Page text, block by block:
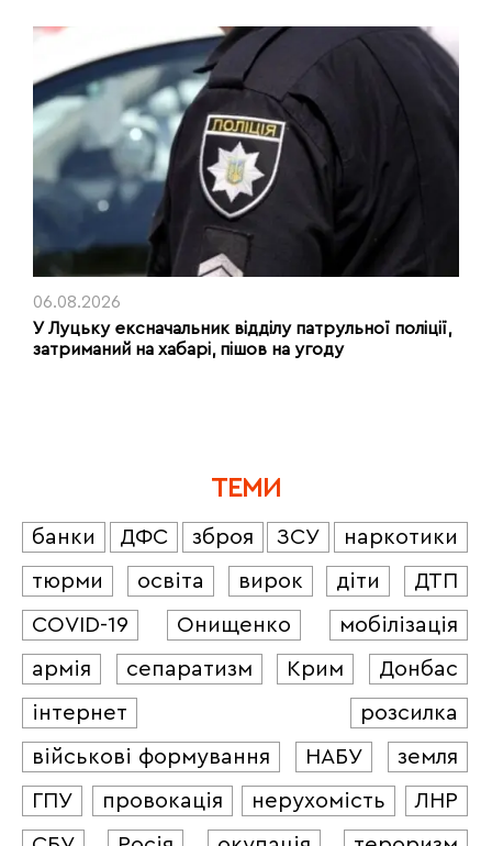
06.08.2026
У Луцьку ексначальник відділу патрульної поліції,
затриманий на хабарі, пішов на угоду
ТЕМИ
банки ДФС зброя ЗСУ
наркотики
тюрми
освіта вирок діти
ДТП
COVID-19
Онищенко
мобілізація
армія
сепаратизм Крим
Донбас
інтернет
розсилка
військові формування
НАБУ
земля
ГПУ
провокація нерухомість
ЛНР